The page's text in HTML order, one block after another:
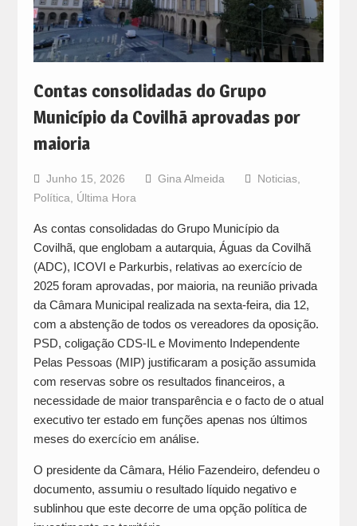
Contas consolidadas do Grupo
Município da Covilhã aprovadas por
maioria
Junho 15, 2026 Gina Almeida Noticias,
Política
Última Hora
As contas consolidadas do Grupo Município da
Covilhã, que englobam a autarquia, Águas da Covilhã
(ADC), ICOVI e Parkurbis, relativas ao exercício de
2025 foram aprovadas, por maioria, na reunião privada
da Câmara Municipal realizada na sexta-feira, dia 12,
com a abstenção de todos os vereadores da oposição.
PSD, coligação CDS-IL e Movimento Independente
Pelas Pessoas (MIP) justificaram a posição assumida
com reservas sobre os resultados financeiros, a
necessidade de maior transparência e o facto de o atual
executivo ter estado em funções apenas nos últimos
meses do exercício em análise.
O presidente da Câmara, Hélio Fazendeiro, defendeu o
documento, assumiu o resultado líquido negativo e
sublinhou que este decorre de uma opção política de